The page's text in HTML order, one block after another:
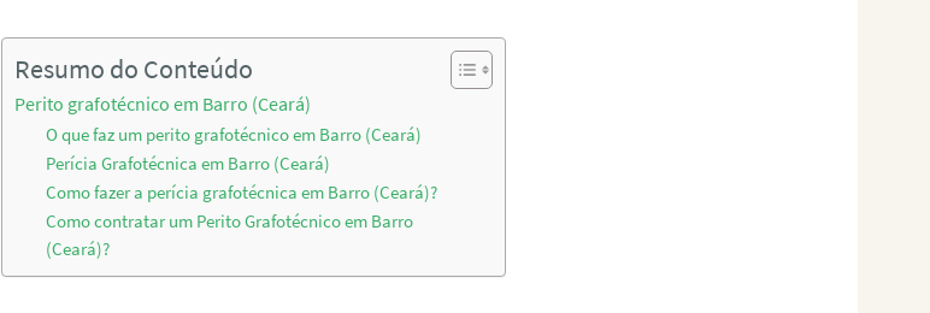
Resumo do Conteúdo
Perito grafotécnico em Barro (Ceará)
O que faz um perito grafotécnico em Barro (Ceará)
Perícia Grafotécnica em Barro (Ceará)
Como fazer a perícia grafotécnica em Barro (Ceará)?
Como contratar um Perito Grafotécnico em Barro
(Ceará)?